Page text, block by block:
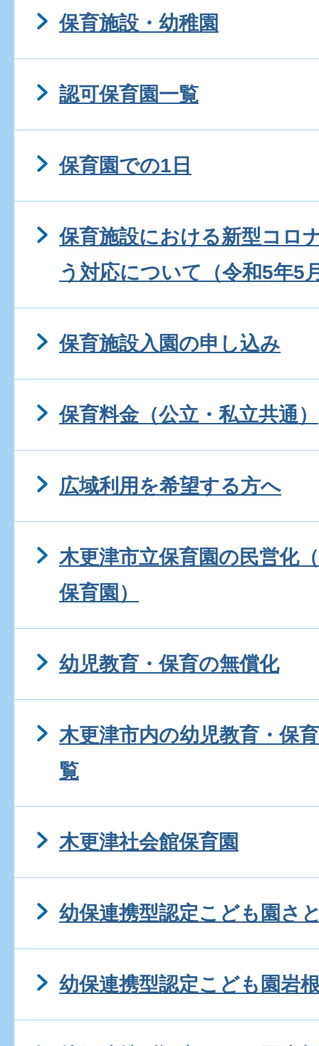
保育施設・幼稚園
認可保育園一覧
保育園での1日
保育施設における新型コロ
う対応について（令和5年5
保育施設入園の申し込み
保育料金（公立・私立共通）
広域利用を希望する方へ
木更津市立保育園の民営化
保育園）
幼児教育・保育の無償化
木更津市内の幼児教育・保
覧
木更津社会館保育園
幼保連携型認定こども園さ
幼保連携型認定こども園岩